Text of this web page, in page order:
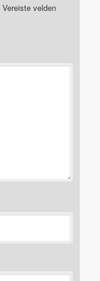
Vereiste velden